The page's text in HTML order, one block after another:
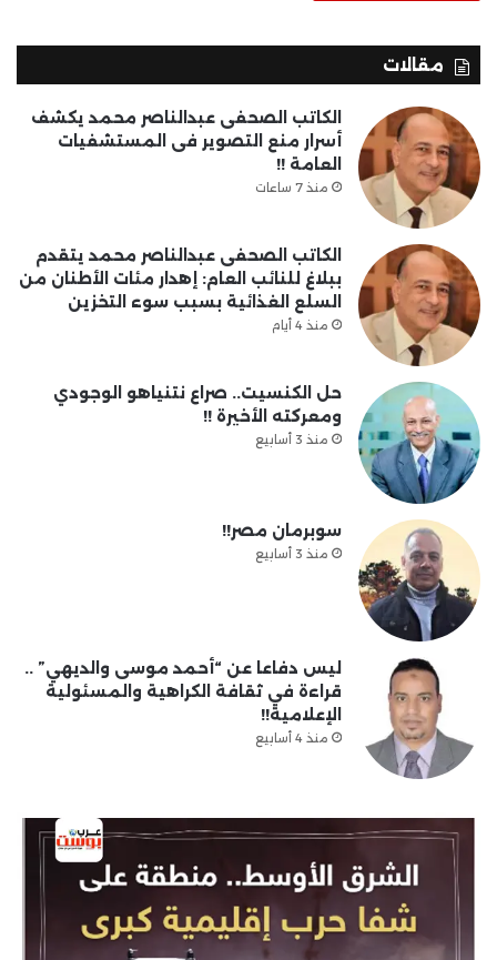
مقالات
الكاتب الصحفى عبدالناصر محمد يكشف
أسرار منع التصوير فى المستشفيات
العامة !!
منذ 7 ساعات
الكاتب الصحفى عبدالناصر محمد يتقدم
ببلاغ للنائب العام: إهدار مئات الأطنان من
السلع الغذائية بسبب سوء التخزين
منذ 4 أيام
حل الكنسيت.. صراع نتنياهو الوجودي
ومعركته الأخيرة !!
منذ 3 أسابيع
سوبرمان مصر!!
منذ 3 أسابيع
ليس دفاعا عن “أحمد موسى والديهي” ..
قراءة في ثقافة الكراهية والمسئولية
الإعلامية!!
منذ 4 أسابيع